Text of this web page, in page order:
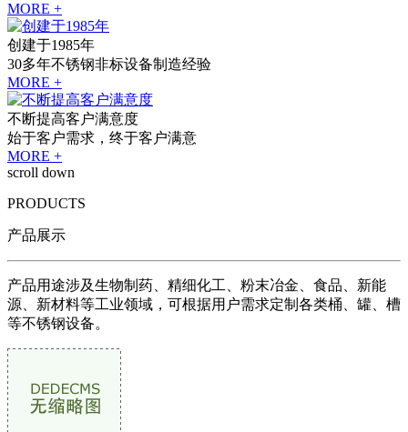
MORE +
创建于1985年
30多年不锈钢非标设备制造经验
MORE +
不断提高客户满意度
始于客户需求，终于客户满意
MORE +
scroll down
PRODUCTS
产品展示
产品用途涉及生物制药、精细化工、粉末冶金、食品、新能
源、新材料等工业领域，可根据用户需求定制各类桶、罐、槽
等不锈钢设备。